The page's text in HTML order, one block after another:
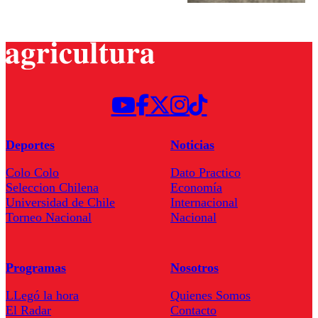
Deportes
Colo Colo
Seleccion Chilena
Universidad de Chile
Torneo Nacional
Noticias
Dato Practico
Economía
Internacional
Nacional
Programas
LLegó la hora
El Radar
Nosotros
Quienes Somos
Contacto